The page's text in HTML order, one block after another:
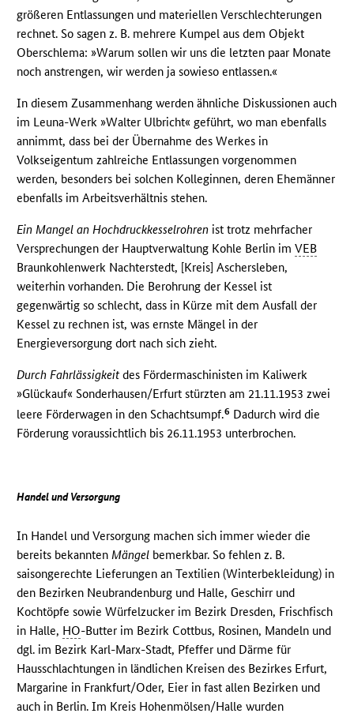
größeren Entlassungen und materiellen Verschlechterungen
rechnet. So sagen z. B. mehrere Kumpel aus dem Objekt
Oberschlema: »Warum sollen wir uns die letzten paar Monate
noch anstrengen, wir werden ja sowieso entlassen.«
In diesem Zusammenhang werden ähnliche Diskussionen auch
im Leuna-Werk »Walter Ulbricht« geführt, wo man ebenfalls
annimmt, dass bei der Übernahme des Werkes in
Volkseigentum zahlreiche Entlassungen vorgenommen
werden, besonders bei solchen Kolleginnen, deren Ehemänner
ebenfalls im Arbeitsverhältnis stehen.
Ein Mangel an Hochdruckkesselrohren ist trotz mehrfacher
Versprechungen der Hauptverwaltung Kohle Berlin imVEB
Braunkohlenwerk Nachterstedt, [Kreis] Aschersleben,
weiterhin vorhanden. Die Berohrung der Kessel ist
gegenwärtig so schlecht, dass in Kürze mit dem Ausfall der
Kessel zu rechnen ist, was ernste Mängel in der
Energieversorgung dort nach sich zieht.
Durch Fahrlässigkeit des Fördermaschinisten im Kaliwerk
»Glückauf« Sonderhausen/Erfurt stürzten am 21.11.1953 zwei
leere Förderwagen in den Schachtsumpf.6 Dadurch wird die
Förderung voraussichtlich bis 26.11.1953 unterbrochen.
Handel und Versorgung
In Handel und Versorgung machen sich immer wieder die
bereits bekanntenMängel bemerkbar. So fehlen z. B.
saisongerechte Lieferungen an Textilien (Winterbekleidung) in
den Bezirken Neubrandenburg und Halle, Geschirr und
Kochtöpfe sowie Würfelzucker im Bezirk Dresden, Frischfisch
in Halle, HO-Butter im Bezirk Cottbus, Rosinen, Mandeln und
dgl. im Bezirk Karl-Marx-Stadt, Pfeffer und Därme für
Hausschlachtungen in ländlichen Kreisen des Bezirkes Erfurt,
Margarine in Frankfurt/Oder, Eier in fast allen Bezirken und
auch in Berlin. Im Kreis Hohenmölsen/Halle wurden